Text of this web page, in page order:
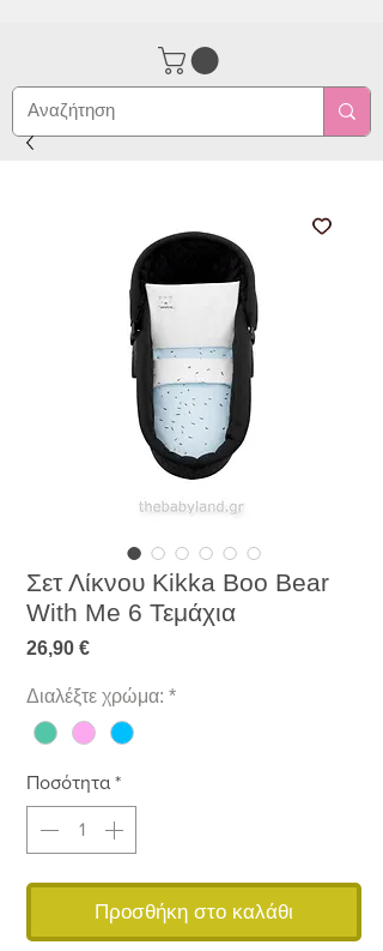
Σετ Λίκνου Kikka Boo Bear
With Me 6 Τεμάχια
26,90 €Τιμή
Διαλέξτε χρώμα: *
Ποσότητα *
Προσθήκη στο καλάθι